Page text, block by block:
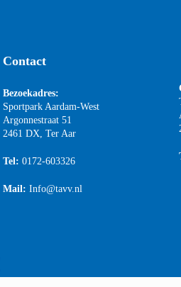
Contact
Bezoekadres:
Sportpark Aardam-West
Argonnestraat 51
2461 DX, Ter Aar
Tel: 0172-603326
Mail: Info@tavv.nl